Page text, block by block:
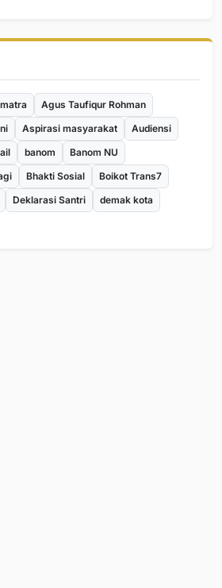
Agus Taufiqur Rohman
Aspirasi masyarakat
Audiensi
banom
Banom NU
Bhakti Sosial
Boikot Trans7
Deklarasi Santri
demak kota